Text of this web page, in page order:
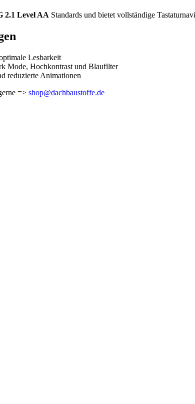
2.1 Level AA Standards und bietet vollständige
Lesbarkeit
Mode, Hochkontrast und Blaufilter
reduzierte Animationen
=> shop@dachbaustoffe.de
Formular